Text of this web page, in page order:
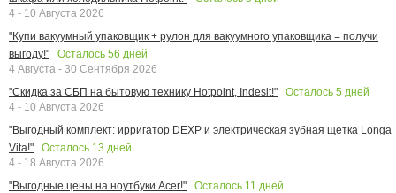
4 - 10 Августа 2026
"Купи вакуумный упаковщик + рулон для вакуумного упаковщика = получи
выгоду!"
Осталось 56 дней
4 Августа - 30 Сентября 2026
"Скидка за СБП на бытовую технику Hotpoint, Indesit!"
Осталось 5 дней
4 - 10 Августа 2026
"Выгодный комплект: ирригатор DEXP и электрическая зубная щетка Longa
Vita!"
Осталось 13 дней
4 - 18 Августа 2026
"Выгодные цены на ноутбуки Acer!"
Осталось 11 дней